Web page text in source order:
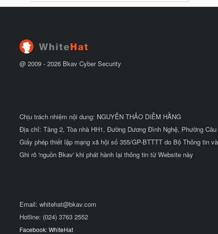
@ 2009 - 2026 Bkav Cyber Security
Chịu trách nhiệm nội dung: NGUYỄN THẢO DIỄM HẰNG
Địa chỉ: Tầng 2, Tòa nhà HH1, Đường Dương Đình Nghệ, Phường
Giấy phép thiết lập mạng xã hội số 355/GP-BTTTT do Bộ Thông tin
Ghi rõ 'nguồn Bkav' khi phát hành lại thông tin từ Website này
Email: whitehat@bkav.com
Hotline: (024) 3763 2552
Facebook: WhiteHat